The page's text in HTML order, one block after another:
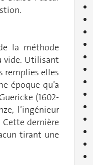
la méthode
vide. Utilisant
remplies elles
époque qu’a
(1602-
l’ingénieur
dernière
tirant une